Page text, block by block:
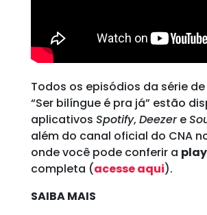
Todos os episódios da série
“Ser bilíngue é pra já” estão
aplicativos Spotify, Deezere
além do canal oficial do CNA
onde você pode conferir a
completa (acesse aqui).
SAIBA MAIS